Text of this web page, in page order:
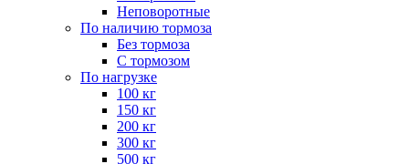
Неповоротные
По наличию тормоза
Без тормоза
С тормозом
По нагрузке
100 кг
150 кг
200 кг
300 кг
500 кг